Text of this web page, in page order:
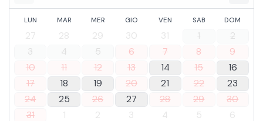
LUN MAR MER GIO VEN SAB DOM
27 28 29 30 31 1
2
3
4 5 6 7 8
9
10
11 12 13 14 15
16
17
18 19 20 21 22
23
24
25 26 27 28 29
30
31
1 2 3 4 5 6